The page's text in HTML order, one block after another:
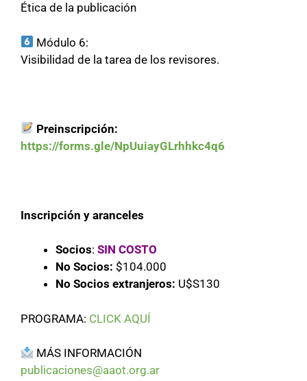
Ética de la publicación
Módulo 6:
Visibilidad de la tarea de los revisores.
Preinscripción:
https://forms.gle/NpUuiayGLrhhkc4q6
Inscripción y aranceles
Socios: SIN COSTO
No Socios: $104.000
No Socios extranjeros: U$S130
PROGRAMA: CLICK AQUÍ
MÁS INFORMACIÓN
publicaciones@aaot.org.ar